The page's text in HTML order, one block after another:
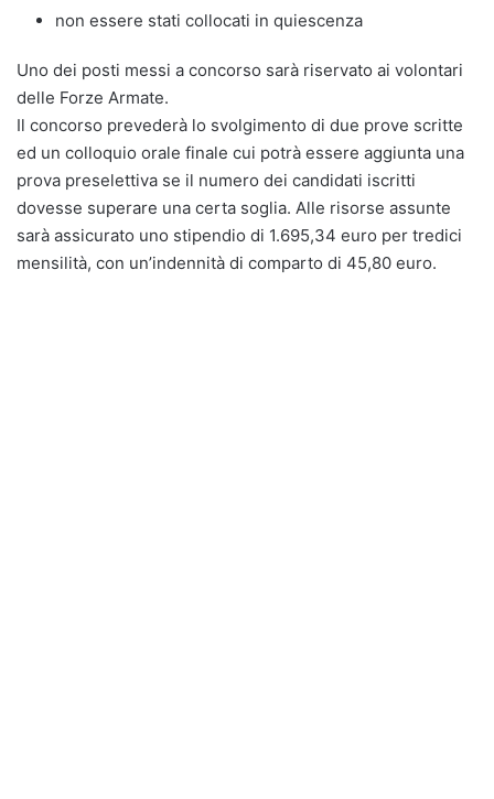
non essere stati collocati in quiescenza
Uno dei posti messi a concorso sarà riservato ai volontari
delle Forze Armate.
Il concorso prevederà lo svolgimento di due prove scritte
ed un colloquio orale finale cui potrà essere aggiunta una
prova preselettiva se il numero dei candidati iscritti
dovesse superare una certa soglia. Alle risorse assunte
sarà assicurato uno stipendio di 1.695,34 euro per tredici
mensilità, con un’indennità di comparto di 45,80 euro.